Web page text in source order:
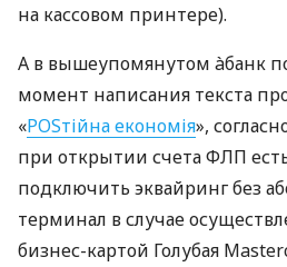
на кассовом принтере).
А в вышеупомянутом àбанк
момент написания текста
«POSтійна економія»,
при открытии счета ФЛП
подключить эквайринг без
терминал в случае
бизнес-картой Голубая